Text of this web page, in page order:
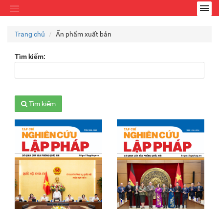
Trang chủ Ấn phẩm xuất bản
Tìm kiếm:
Tìm kiếm